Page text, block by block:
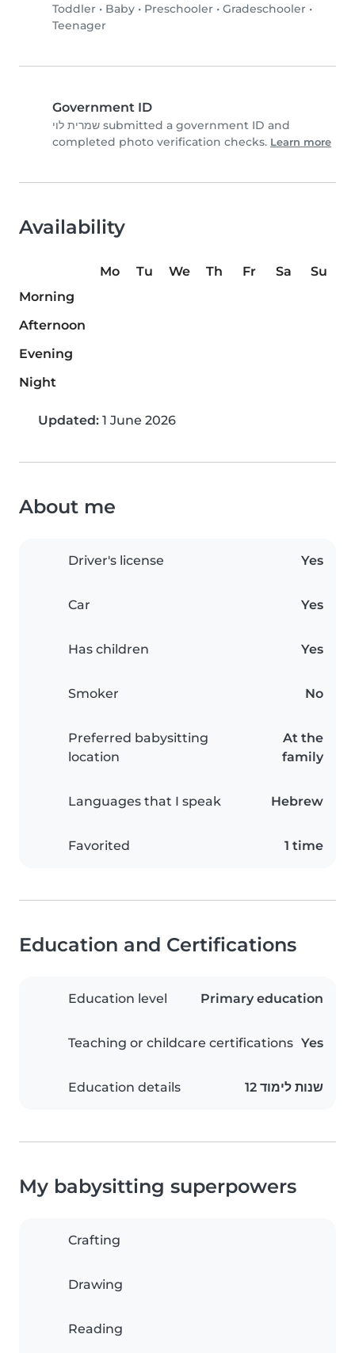
Toddler • Baby • Preschooler • Gradeschooler •
Teenager
Government ID
שמרית לוי submitted a government ID and
completed photo verification checks. Learn more
Availability
Mo Tu We Th Fr Sa
Su
Morning
Afternoon
Evening
Night
Updated: 1 June 2026
About me
Driver's license Yes
Car Yes
Has children Yes
Smoker No
Preferred babysitting
location
At the
family
Languages that I speak Hebrew
Favorited 1 time
Education and Certifications
Education level Primary education
Teaching or childcare certifications Yes
Education details 12 שנות לימוד
My babysitting superpowers
Crafting
Drawing
Reading